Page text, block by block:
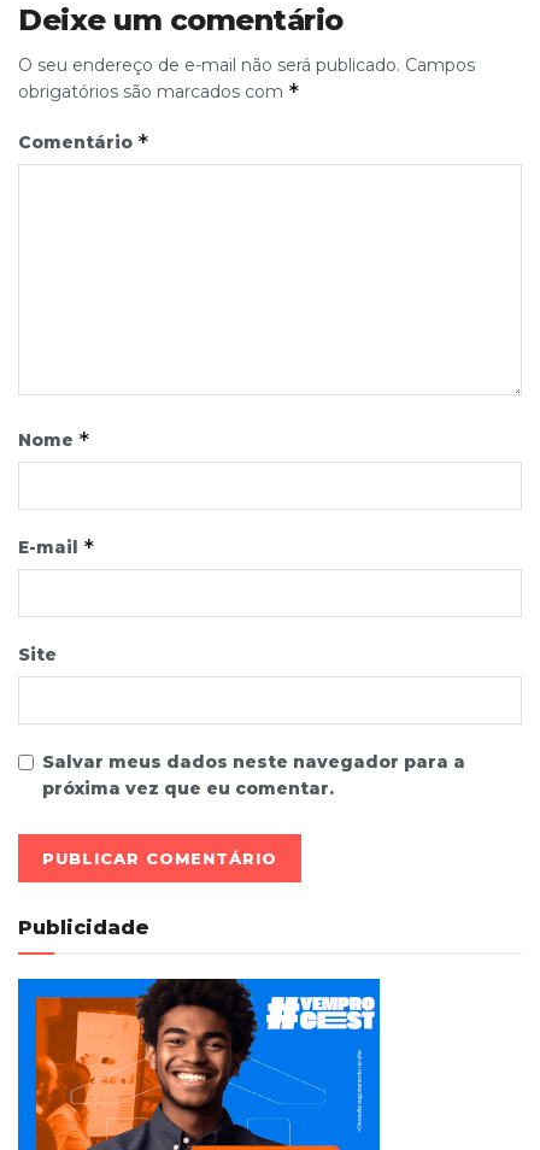
Deixe um comentário
O seu endereço de e-mail não será publicado. Campos
obrigatórios são marcados com *
Comentário *
Nome *
E-mail *
Site
Salvar meus dados neste navegador para a
próxima vez que eu comentar.
Publicidade